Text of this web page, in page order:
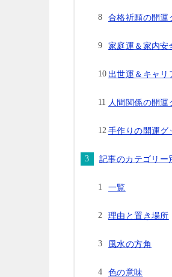
合格祈願の開運
家庭運＆家内安
出世運＆キャリ
人間関係の開運
手作りの開運グ
記事のカテゴリー
一覧
理由と置き場所
風水の方角
色の意味